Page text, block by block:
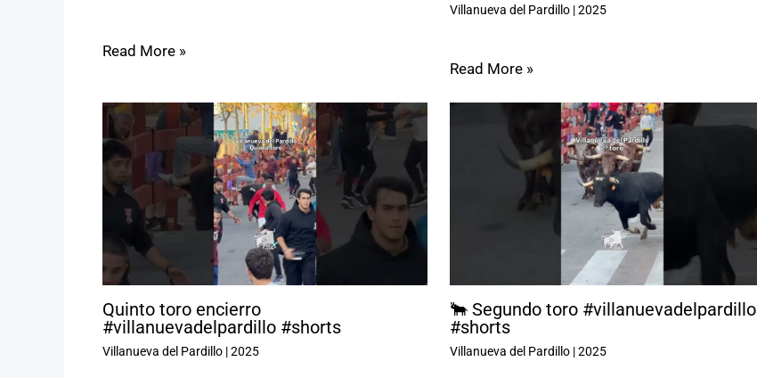
Read More »
Villanueva del Pardillo|2025
Read More »
Quinto toro encierro
#villanuevadelpardillo #shorts
Villanueva del Pardillo|2025
🐂 Segundo toro #villanuevadelpardillo
#shorts
Villanueva del Pardillo|2025